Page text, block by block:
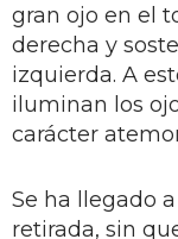
gran ojo en el
derecha y
izquierda. A
iluminan los
carácter
Se ha llegado
retirada, sin